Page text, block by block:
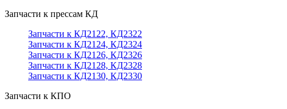
Запчасти к прессам КД
Запчасти к КД2122, КД2322
Запчасти к КД2124, КД2324
Запчасти к КД2126, КД2326
Запчасти к КД2128, КД2328
Запчасти к КД2130, КД2330
Запчасти к КПО